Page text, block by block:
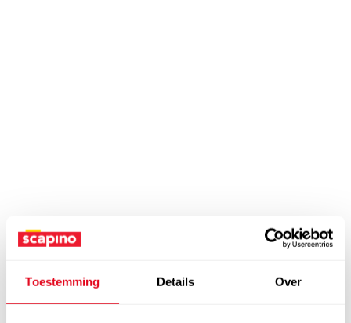
Toestemming Details Over